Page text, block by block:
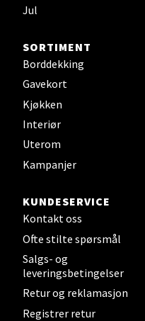
Jul
SORTIMENT
Borddekking
Gavekort
Kjøkken
Interiør
Uterom
Kampanjer
KUNDESERVICE
Kontakt oss
Ofte stilte spørsmål
Salgs- og
leveringsbetingelser
Retur og reklamasjon
Registrer retur
Steinkjer -
Sjøfartsgata 2, 7714
Åpent i dag 10-20
Leirvik - Stord
Torgbakken 2, 5401
Åpent i dag 10-17
0 i butikk